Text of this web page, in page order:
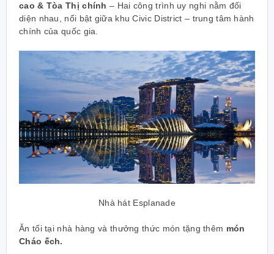
cao & Tòa Thị chính – Hai công trình uy nghi nằm đối
diện nhau, nổi bật giữa khu Civic District – trung tâm hành
chính của quốc gia.
Nhà hát Esplanade
Ăn tối tại nhà hàng và thưởng thức món tặng thêm món
Cháo ếch.